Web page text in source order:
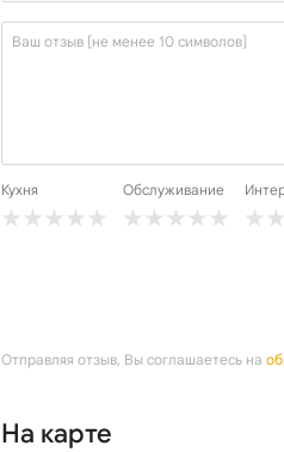
Кухня Обслуживание
Отправляя отзыв, Вы соглашаетесь на
На карте